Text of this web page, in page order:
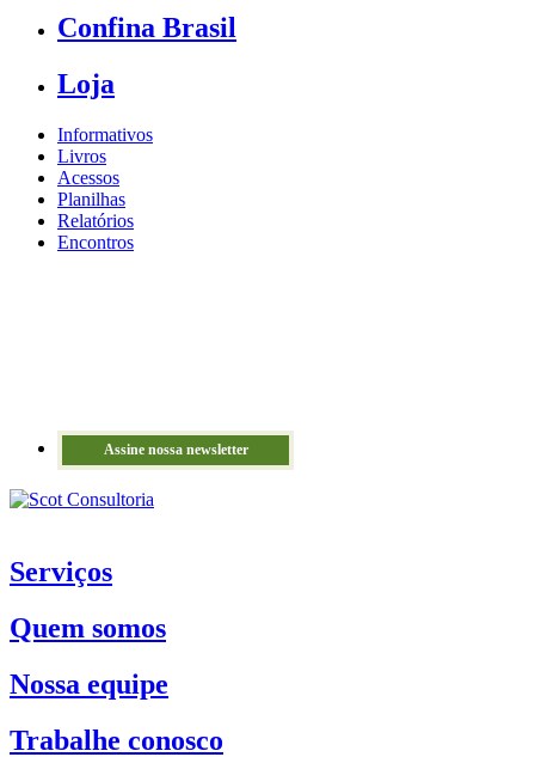
Confina Brasil
Loja
Informativos
Livros
Acessos
Planilhas
Relatórios
Encontros
Assine nossa newsletter
Serviços
Quem somos
Nossa equipe
Trabalhe conosco